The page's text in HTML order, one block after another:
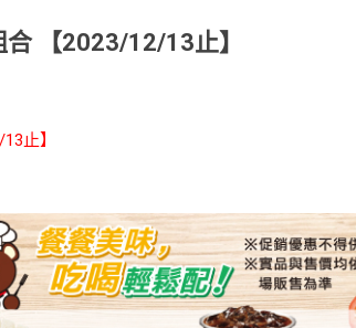
【2023/12/13止】
止】